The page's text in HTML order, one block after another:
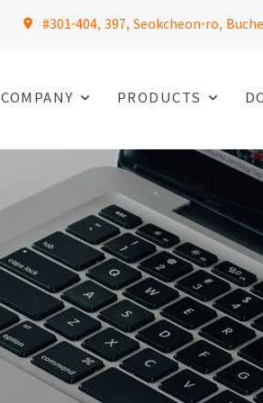
#301-404, 397, Seokcheon-ro,
COMPANY PRODUCTS